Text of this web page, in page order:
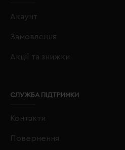
Акаунт
Замовлення
Акції та знижки
СЛУЖБА ПІДТРИМКИ
Контакти
Повернення